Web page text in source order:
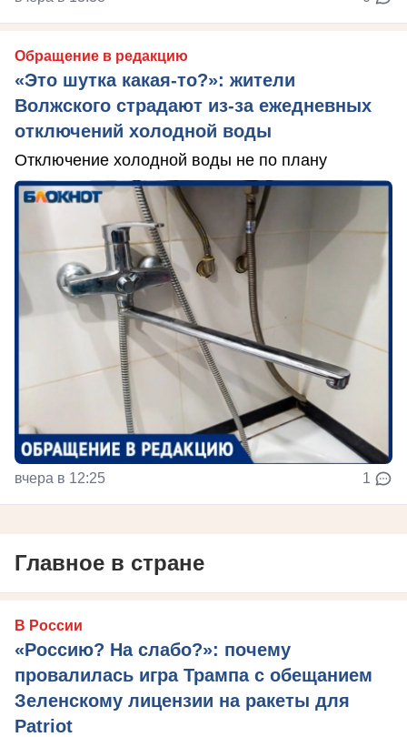
Обращение в редакцию
«Это шутка какая-то?»: жители
Волжского страдают из‑за ежедневных
отключений холодной воды
Отключение холодной воды не по плану
вчера в 12:25 1
Главное в стране
В России
«Россию? На слабо?»: почему
провалилась игра Трампа с обещанием
Зеленскому лицензии на ракеты для
Patriot